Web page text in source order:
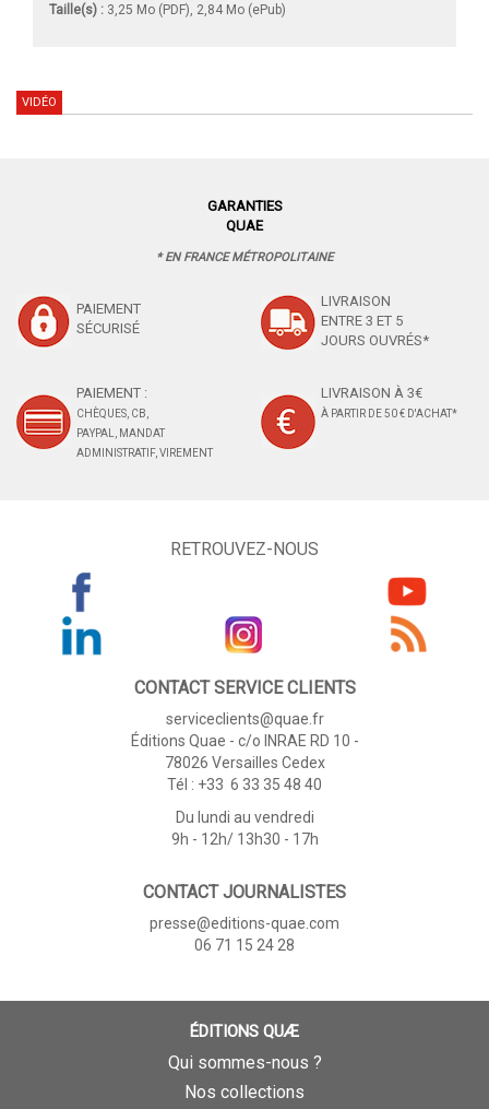
Taille(s) : 3,25 Mo (PDF), 2,84 Mo (ePub)
VIDÉO
GARANTIES
QUAE
* EN FRANCE MÉTROPOLITAINE
PAIEMENT
SÉCURISÉ
LIVRAISON
ENTRE 3 ET 5
JOURS OUVRÉS*
PAIEMENT :
CHÈQUES, CB,
PAYPAL, MANDAT
ADMINISTRATIF, VIREMENT
LIVRAISON À 3€
À PARTIR DE 50 € D'ACHAT*
RETROUVEZ-NOUS
CONTACT SERVICE CLIENTS
serviceclients@quae.fr
Éditions Quae - c/o INRAE RD 10 -
78026 Versailles Cedex
Tél : +33 6 33 35 48 40
Du lundi au vendredi
9h - 12h/ 13h30 - 17h
CONTACT JOURNALISTES
presse@editions-quae.com
06 71 15 24 28
ÉDITIONS QUÆ
Qui sommes-nous ?
Nos collections